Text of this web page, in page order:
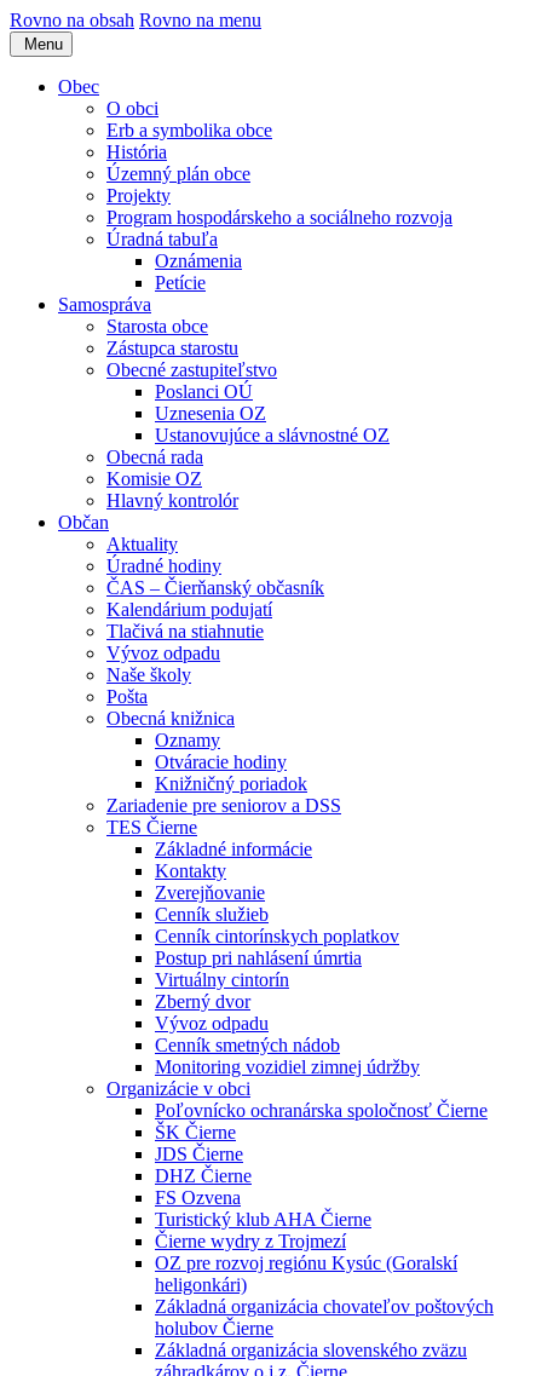
Rovno na obsah Rovno na menu
Menu
Obec
O obci
Erb a symbolika obce
História
Územný plán obce
Projekty
Program hospodárskeho a sociálneho rozvoja
Úradná tabuľa
Oznámenia
Petície
Samospráva
Starosta obce
Zástupca starostu
Obecné zastupiteľstvo
Poslanci OÚ
Uznesenia OZ
Ustanovujúce a slávnostné OZ
Obecná rada
Komisie OZ
Hlavný kontrolór
Občan
Aktuality
Úradné hodiny
ČAS – Čierňanský občasník
Kalendárium podujatí
Tlačivá na stiahnutie
Vývoz odpadu
Naše školy
Pošta
Obecná knižnica
Oznamy
Otváracie hodiny
Knižničný poriadok
Zariadenie pre seniorov a DSS
TES Čierne
Základné informácie
Kontakty
Zverejňovanie
Cenník služieb
Cenník cintorínskych poplatkov
Postup pri nahlásení úmrtia
Virtuálny cintorín
Zberný dvor
Vývoz odpadu
Cenník smetných nádob
Monitoring vozidiel zimnej údržby
Organizácie v obci
Poľovnícko ochranárska spoločnosť Čierne
ŠK Čierne
JDS Čierne
DHZ Čierne
FS Ozvena
Turistický klub AHA Čierne
Čierne wydry z Trojmezí
OZ pre rozvoj regiónu Kysúc (Goralskí
heligonkári)
Základná organizácia chovateľov poštových
holubov Čierne
Základná organizácia slovenského zväzu
záhradkárov o.j.z. Čierne